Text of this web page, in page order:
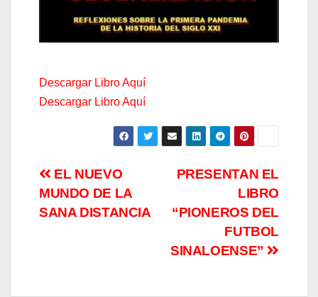
Descargar Libro Aquí
Descargar Libro Aquí
Navegación
de
PRESENTAN EL
LIBRO
“PIONEROS DEL
FUTBOL
SINALOENSE”
EL NUEVO
MUNDO DE LA
SANA DISTANCIA